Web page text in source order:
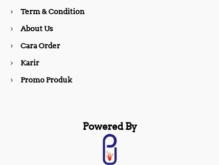
k
Term & Condition
About Us
Cara Order
Karir
Promo Produk
Powered By